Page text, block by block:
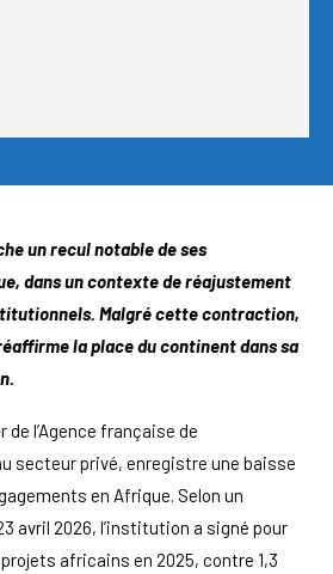
un recul notable de ses
dans un contexte de réajustement
Malgré cette contraction,
la place du continent dans sa
l’Agence française de
secteur privé, enregistre une baisse
en Afrique. Selon un
avril 2026, l’institution a signé pour
africains en 2025, contre 1,3